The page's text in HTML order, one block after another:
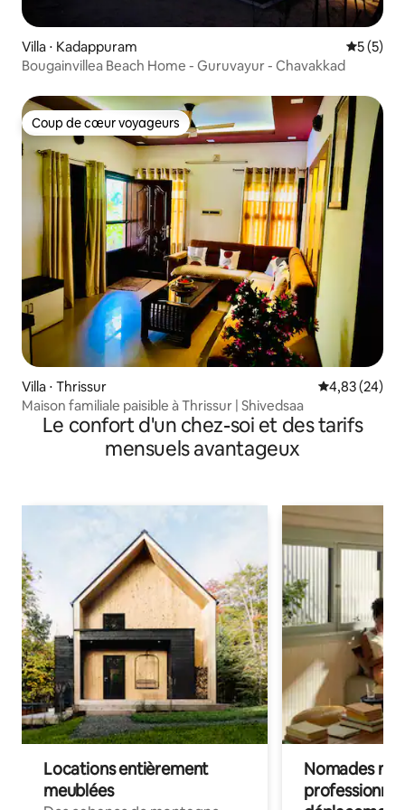
Villa ⋅ Kadappuram
5 (5)
Bougainvillea Beach Home - Guruvayur - Chavakkad
Coup de cœur voyageurs
Coup de cœur voyageurs
Villa ⋅ Thrissur Évaluation
4,83 (24)
Maison familiale paisible à Thrissur | Shivedsaa
Le confort d'un chez-soi et des tarifs
mensuels avantageux
Locations entièrement
meublées
Nomades